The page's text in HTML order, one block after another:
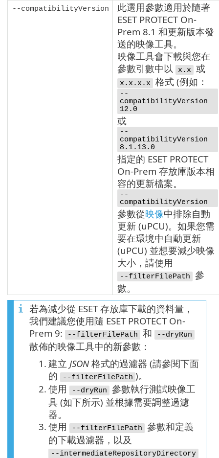
--compatibilityVersion
此選用參數適用於隨著
ESET PROTECT On-
Prem 8.1 和更新版本發
送的映像工具。
映像工具會下載與您在
參數引數中以
x.x 或
x.x.x.x 格式 (例如：
--
compatibilityVersion
12.0
或
--
compatibilityVersion
8.1.13.0
指定的 ESET PROTECT
On-Prem 存放庫版本相
容的更新檔案。
--
compatibilityVersion
參數從映像中排除自動
更新 (uPCU)。如果您需
要在環境中自動更新
(uPCU) 並想要減少映像
大小，請使用
--filterFilePath
參
數。
若為減少從 ESET 存放庫下載的資料量，
我們建議您使用隨 ESET PROTECT On-
Prem 9:
--filterFilePath 和 --dryRun
散佈的映像工具中的新參數：
1. 建立 JSON格式的過濾器 (請參閱下面
的
--filterFilePath )。
2. 使用 --dryRun
參數執行測試映像工
具 (如下所示) 並根據需要調整過濾
器。
3. 使用 --filterFilePath
參數和定義
的下載過濾器，以及
--intermediateRepositoryDirectory